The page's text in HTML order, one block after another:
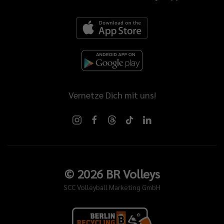
Vernetze Dich mit uns!
© 2026BR Volleys
SCC Volleyball Marketing GmbH